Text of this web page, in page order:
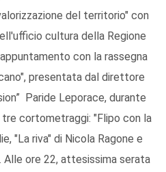
del territorio" con
cultura della Regione
con la rassegna
presentata dal direttore
Paride Leporace, durante
cortometraggi: "Flipo con la
"La riva" di Nicola Ragone e
Alle ore 22, attesissima serata